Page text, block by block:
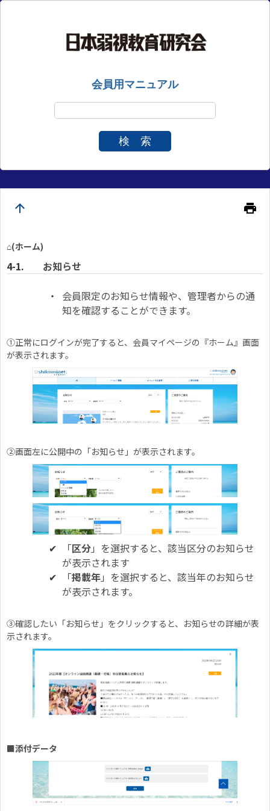
会員用マニュアル
検 索
arrow_upward print
⌂(ホーム)
お知らせ
会員限定のお知らせ情報や、管理者からの通
知を確認することができます。
①正常にログインが完了すると、会員マイページの『ホーム』画面
が表示されます。
②画面左に公開中の「お知らせ」が表示されます。
「区分」を選択すると、該当区分のお知らせ
が表示されます
「掲載年」を選択すると、該当年のお知らせ
が表示されます。
③確認したい「お知らせ」をクリックすると、お知らせの詳細が表
示されます。
■添付データ